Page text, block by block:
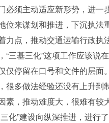
必须主动适应新形势，进
位来谋划和推进，下沉执法
点，推动交通运输行政执
基三化”这项工作应该说在
仅停留在口号和文件的层面
很多做法经验还没有上升到
素，推动难度大，很难有
化”建设向纵深推进，进行了